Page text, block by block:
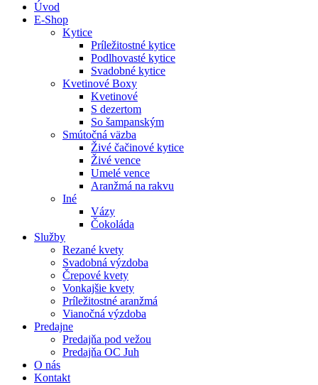
Úvod
E-Shop
Kytice
Príležitostné kytice
Podlhovasté kytice
Svadobné kytice
Kvetinové Boxy
Kvetinové
S dezertom
So šampanským
Smútočná väzba
Živé čačinové kytice
Živé vence
Umelé vence
Aranžmá na rakvu
Iné
Vázy
Čokoláda
Služby
Rezané kvety
Svadobná výzdoba
Črepové kvety
Vonkajšie kvety
Príležitostné aranžmá
Vianočná výzdoba
Predajne
Predajňa pod vežou
Predajňa OC Juh
O nás
Kontakt